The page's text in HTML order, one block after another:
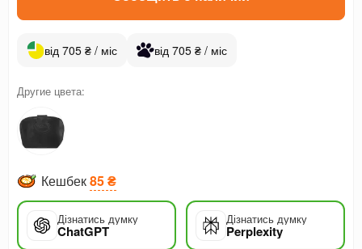
від 705 ₴ / міс від 705 ₴ / міс
Другие цвета:
Кешбек85 ₴
Дізнатись думку
ChatGPT
Дізнатись думку
Perplexity